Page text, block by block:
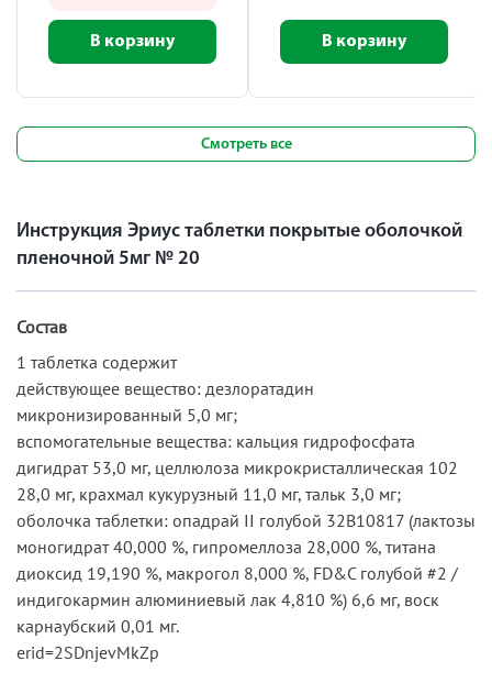
В корзину В корзину
Смотреть все
Инструкция Эриус таблетки покрытые оболочкой
пленочной 5мг № 20
Состав
1 таблетка содержит
действующее вещество: дезлоратадин
микронизированный 5,0 мг;
вспомогательные вещества: кальция гидрофосфата
дигидрат 53,0 мг, целлюлоза микрокристаллическая 102
28,0 мг, крахмал кукурузный 11,0 мг, тальк 3,0 мг;
оболочка таблетки: опадрай II голубой 32В10817 (лактозы
моногидрат 40,000 %, гипромеллоза 28,000 %, титана
диоксид 19,190 %, макрогол 8,000 %, FD&C голубой #2 /
индигокармин алюминиевый лак 4,810 %) 6,6 мг, воск
карнаубский 0,01 мг.
erid=2SDnjevMkZp